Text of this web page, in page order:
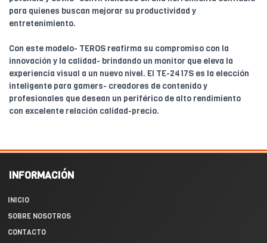
para quienes buscan mejorar su productividad y
entretenimiento.
Con este modelo- TEROS reafirma su compromiso con la
innovación y la calidad- brindando un monitor que eleva la
experiencia visual a un nuevo nivel. El TE-2417S es la elección
inteligente para gamers- creadores de contenido y
profesionales que desean un periférico de alto rendimiento
con excelente relación calidad-precio.
INFORMACIÓN
INICIO
SOBRE NOSOTROS
CONTACTO